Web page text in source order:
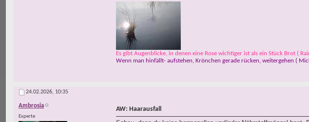
Es gibt Augenblicke, in denen eine Rose wichtiger ist als ein Stück Brot (
Wenn man hinfällt- aufstehen, Krönchen gerade rücken, weitergehen (
24.02.2026, 10:35
Ambrosia
Experte
AW: Haarausfall